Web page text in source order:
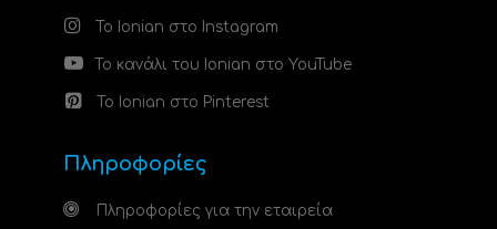
Το Ionian στο Instagram
Το κανάλι του Ionian στο YouTube
Το Ionian στο Pinterest
Πληροφορίες
Πληροφορίες για την εταιρεία